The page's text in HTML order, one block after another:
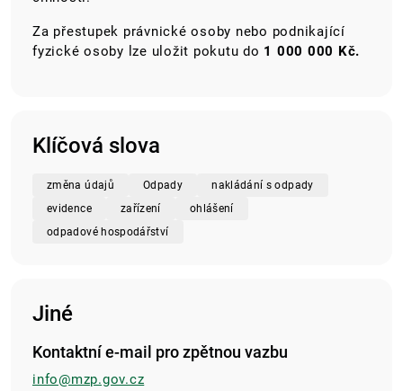
Za přestupek právnické osoby nebo podnikající
fyzické osoby lze uložit pokutu do 1 000 000 Kč.
Klíčová slova
změna údajů Odpady
nakládání s odpady
evidence
zařízení
ohlášení
odpadové hospodářství
Jiné
Kontaktní e-mail pro zpětnou vazbu
info@mzp.gov.cz